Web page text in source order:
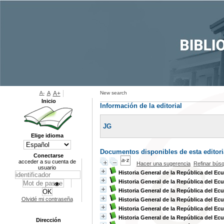
New search
Información de la editorial
JG
Documentos disponibles de esta
Hacer una sugerencia Refinar
Historia General de la República del
Historia General de la República del
Historia General de la República del
Historia General de la República del
Historia General de la República del
Historia General de la República del
A- A A+
Inicio
Elige idioma
Conectarse
acceder a su cuenta de
usuario
Olvidé mi contraseña
Dirección